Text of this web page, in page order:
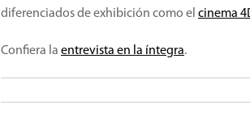
diferenciados de exhibición como el cinema
Confiera la entrevista en la íntegra.